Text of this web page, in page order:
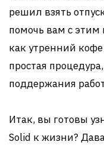
решил взять
помочь вам с этим
как утренний
простая
поддержания
Итак, вы готовы
Solid к жизни?